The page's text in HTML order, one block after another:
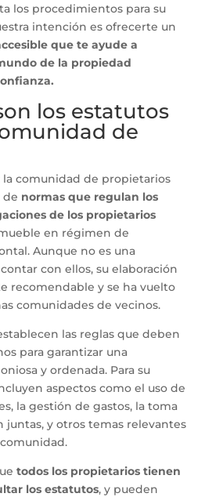
los procedimientos para su
intención es ofrecerte un
que te ayude a
de la propiedad
los estatutos
de
la comunidad de propietarios
de normas que regulan los
de los propietarios
en régimen de
Aunque no es una
con ellos, su elaboración
recomendable y se ha vuelto
comunidades de vecinos.
las reglas que deben
para garantizar una
y ordenada. Para su
aspectos como el uso de
la gestión de gastos, la toma
juntas, y otros temas relevantes
todos los propietarios tienen
los estatutos, y pueden